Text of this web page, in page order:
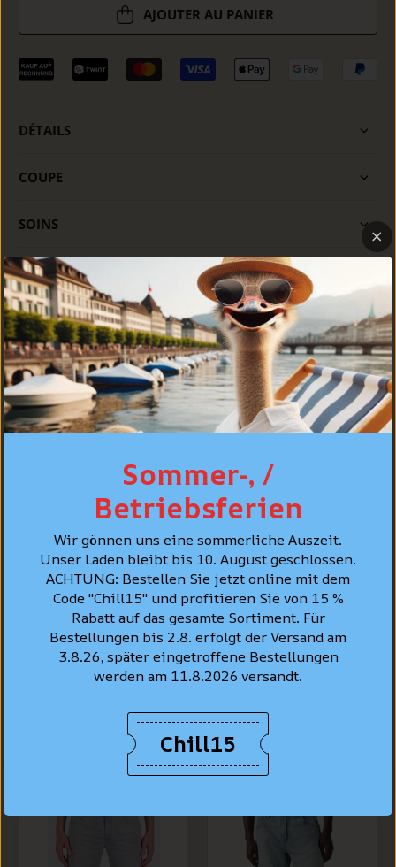
AJOUTER AU PANIER
DÉTAILS
COUPE
SOINS
CONSEIL PERSONNALISÉ
MEILLEURES VENTES
Levi's® 502™
Taper Jeans, bleu
clair délavé "Call
CHF 129.90
LEVI'S® Jeans Shirt
Standard Fit, Bleu
clair "Esta Noche"
CHF 99.90
Sommer-, /
Betriebsferien
Wir gönnen uns eine sommerliche Auszeit.
Unser Laden bleibt bis 10. August geschlossen.
ACHTUNG: Bestellen Sie jetzt online mit dem
Code "Chill15" und profitieren Sie von 15 %
Rabatt auf das gesamte Sortiment. Für
Bestellungen bis 2.8. erfolgt der Versand am
3.8.26, später eingetroffene Bestellungen
werden am 11.8.2026 versandt.
Chill15